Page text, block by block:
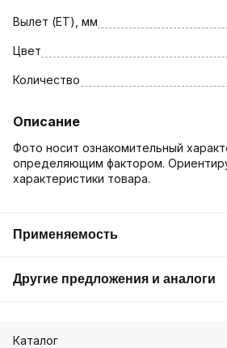
Вылет (ET), мм
Цвет
Количество
Описание
Фото носит ознакомительный
определяющим фактором.
характеристики товара.
Применяемость
Другие предложения и аналоги
Каталог